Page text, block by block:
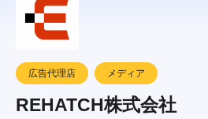
広告代理店 メディア
REHATCH株式会社